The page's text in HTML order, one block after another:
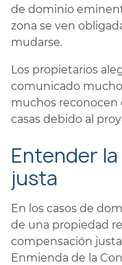
de dominio
zona se ven
mudarse.
Los propietarios
comunicado
muchos
casas debido al
Entender
justa
En los casos de
de una propiedad
compensación
Enmienda de la